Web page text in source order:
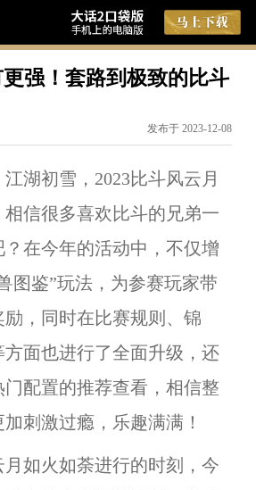
强！套路到极致的比斗
发布于 2023-12-08
初雪，2023比斗风云月
相信很多喜欢比斗的兄弟一
在今年的活动中，不仅增
图鉴”玩法，为参赛玩家带
，同时在比赛规则、锦
面也进行了全面升级，还
配置的推荐查看，相信整
刺激过瘾，乐趣满满！
如火如荼进行的时刻，今